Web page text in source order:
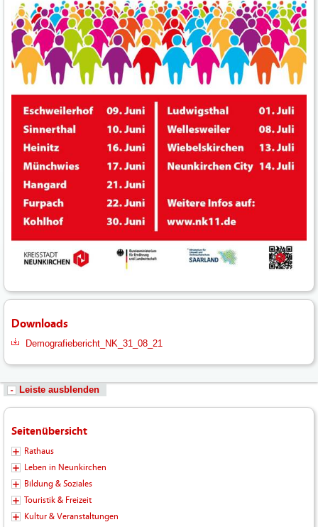
Downloads
Demografiebericht_NK_31_08_21
Leiste ausblenden
Seitenübersicht
Rathaus
Leben in Neunkirchen
Bildung & Soziales
Touristik & Freizeit
Kultur & Veranstaltungen